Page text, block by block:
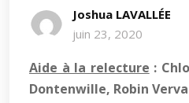
Joshua LAVALLÉE
juin 23, 2020
Aide à la relecture :
Dontenwille, Robin